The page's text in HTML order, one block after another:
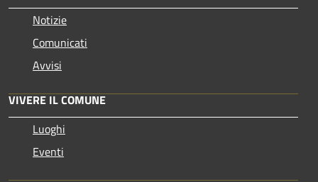
Notizie
Comunicati
Avvisi
VIVERE IL COMUNE
Luoghi
Eventi